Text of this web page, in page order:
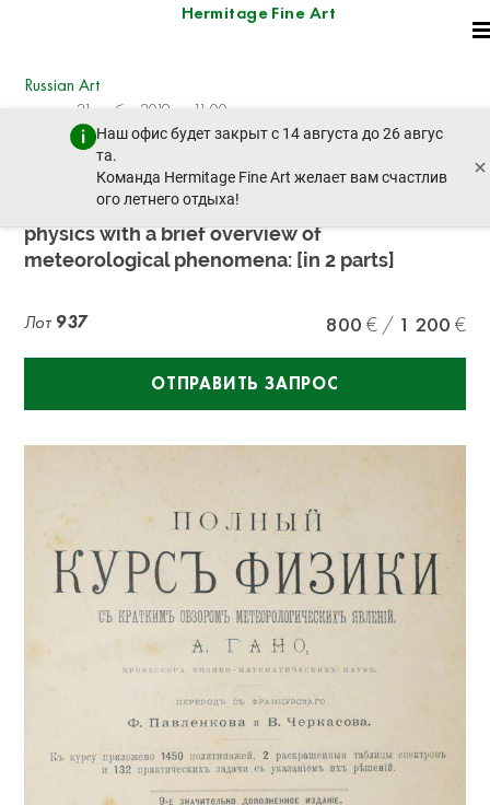
Hermitage Fine Art
Наш офис будет закрыт с 14 августа до 26 авгус
та.
Команда Hermitage Fine Art желает вам счастлив
ого летнего отдыха!
×
Russian Art
четверг, 21 ноября 2019 г. - 11:00
пред. лот след. лот
GANO ADOLF (1804-1887) Full course of
physics with a brief overview of
meteorological phenomena: [in 2 parts]
Лот 937 800 1 200
ОТПРАВИТЬ ЗАПРОС